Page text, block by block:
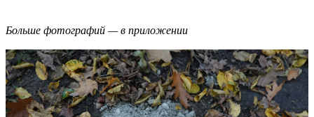
Больше фотографий — в приложении